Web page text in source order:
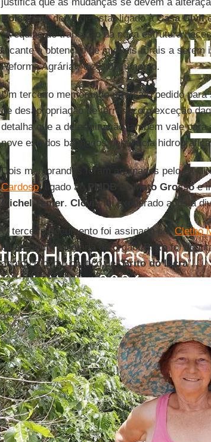
Bolsonarodeixa de estar ligado àCasa Civil
“A equipe de transição da nova estrutura
tocante a obtenção de imóveis rurais a serem
Reforma Agrária”, diz o documento.
Um terceiro memorando reforça o pedido
de desapropriação de terras, com exceção
detalha que a determinação também vale
nove estados banhados pela bacia
Dois memorandos foram assinados pelo ex-
Cardoso, ligado ao PMDB do Mato Grossoe
Michel Temer. Clóvisfoi exonerado após a
O terceiro documento foi assinado porCletho
da estrutura fundiária do órgão.Britofoi
adotou o nome político de “Brito do Incra”.